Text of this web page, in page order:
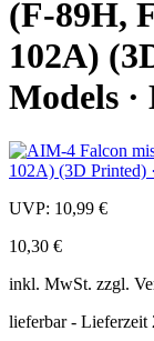
(F-89H,
102A)
Models
UVP: 10,99 €
10,30 €
inkl. MwSt. zzgl.
lieferbar - Lieferzeit